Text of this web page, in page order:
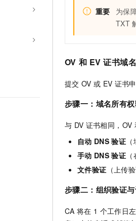
重要 为保
TXT
OV 和 EV 证书域
提交 OV 或 EV 证书
步骤一：域名所有权
与 DV 证书相同，OV
自动 DNS 验证
手动 DNS 验证
文件验证 （上传
步骤二：组织验证
CA 将在 1 个工作日